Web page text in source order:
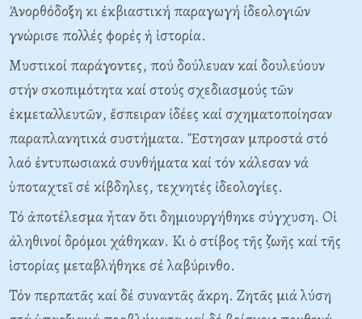
Ἀνορθόδοξη κι ἐκβιαστική παραγωγή ἰδεολογιῶν
γνώρισε πολλές φορές ἡ ἱστορία.
Μυστικοί παράγοντες, πού δούλευαν καί δουλεύουν
στήν σκοπιμότητα καί στούς σχεδιασμούς τῶν
ἐκμεταλλευτῶν, ἔσπειραν ἰδέες καί σχηματοποίησαν
παραπλανητικά συστήματα. Ἔστησαν μπροστά στό
λαό ἐντυπωσιακά συνθήματα καί τόν κάλεσαν νά
ὑποταχτεῖ σέ κίβδηλες, τεχνητές ἰδεολογίες.
Τό ἀποτέλεσμα ἦταν ὅτι δημιουργήθηκε σύγχυση. Οἱ
ἀληθινοί δρόμοι χάθηκαν. Κι ὁ στίβος τῆς ζωῆς καί τῆς
ἱστορίας μεταβλήθηκε σέ λαβύρινθο.
Τόν περπατᾶς καί δέ συναντᾶς ἄκρη. Ζητᾶς μιά λύση